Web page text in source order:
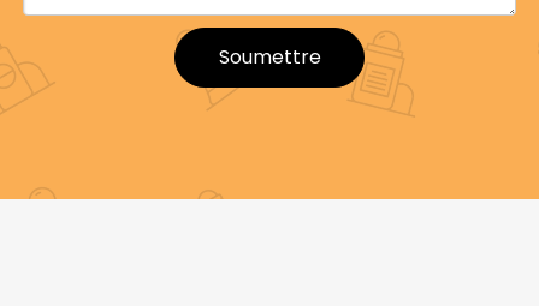
Couleur
personnalisé
Soumettre